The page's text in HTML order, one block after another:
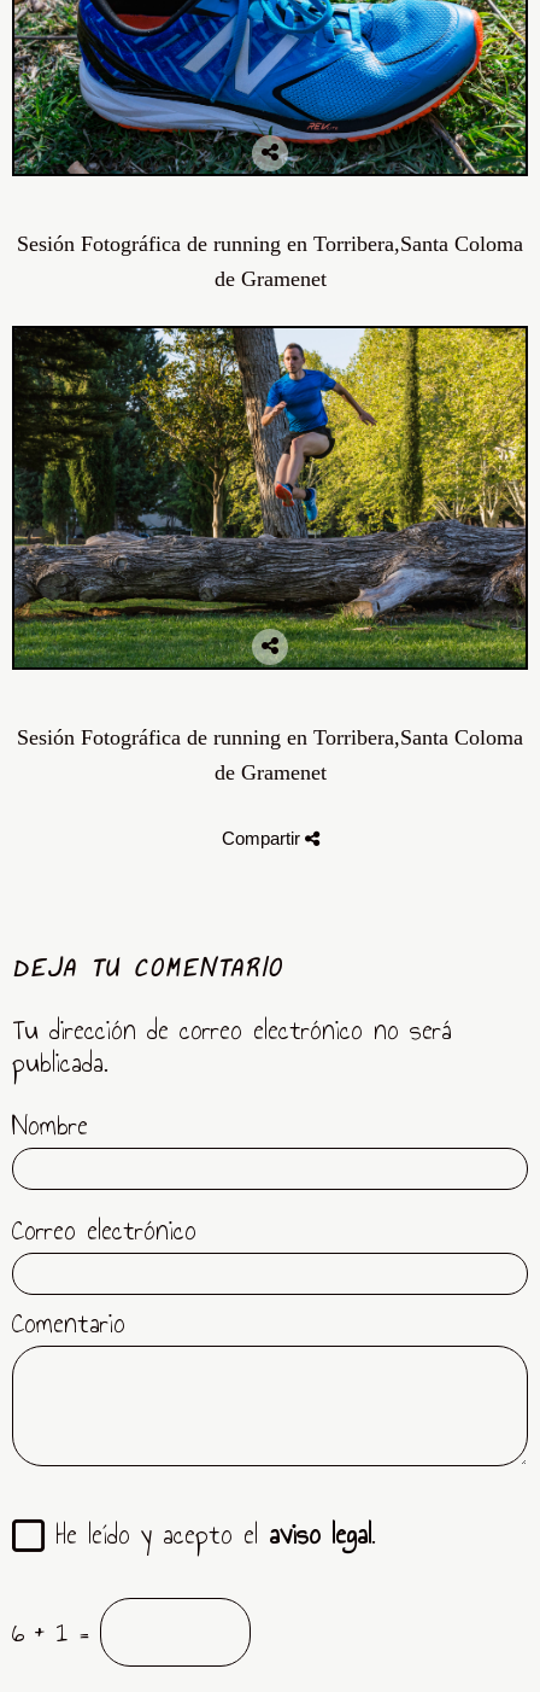
Sesión Fotográfica de running en Torribera,Santa Coloma
de Gramenet
Sesión Fotográfica de running en Torribera,Santa Coloma
de Gramenet
Compartir
DEJA TU COMENTARIO
Tu dirección de correo electrónico no será
publicada.
Nombre
Correo electrónico
Comentario
He leído y acepto el aviso legal.
6 + 1 =